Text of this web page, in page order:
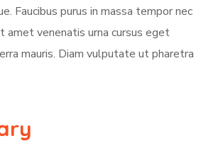
Faucibus purus in massa tempor nec
amet venenatis urna cursus eget
mauris. Diam vulputate ut pharetra